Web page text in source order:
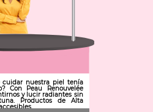
cuidar nuestra piel tenía
Con Peau Renouvelée
y lucir radiantes sin
Productos de Alta